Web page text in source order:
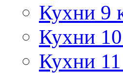
Кухни 9
Кухни
Кухни